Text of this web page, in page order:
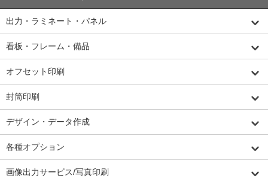
出力・ラミネート・パネル
看板・フレーム・備品
オフセット印刷
封筒印刷
デザイン・データ作成
各種オプション
画像出力サービス/写真印刷